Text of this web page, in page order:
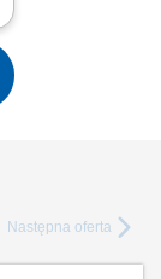
Następna oferta